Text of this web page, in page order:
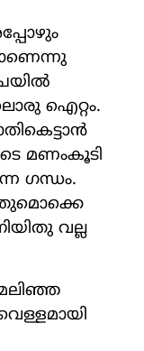
ഐറ്റം.
മണംകൂടി
ഗന്ധം.
വല്ല